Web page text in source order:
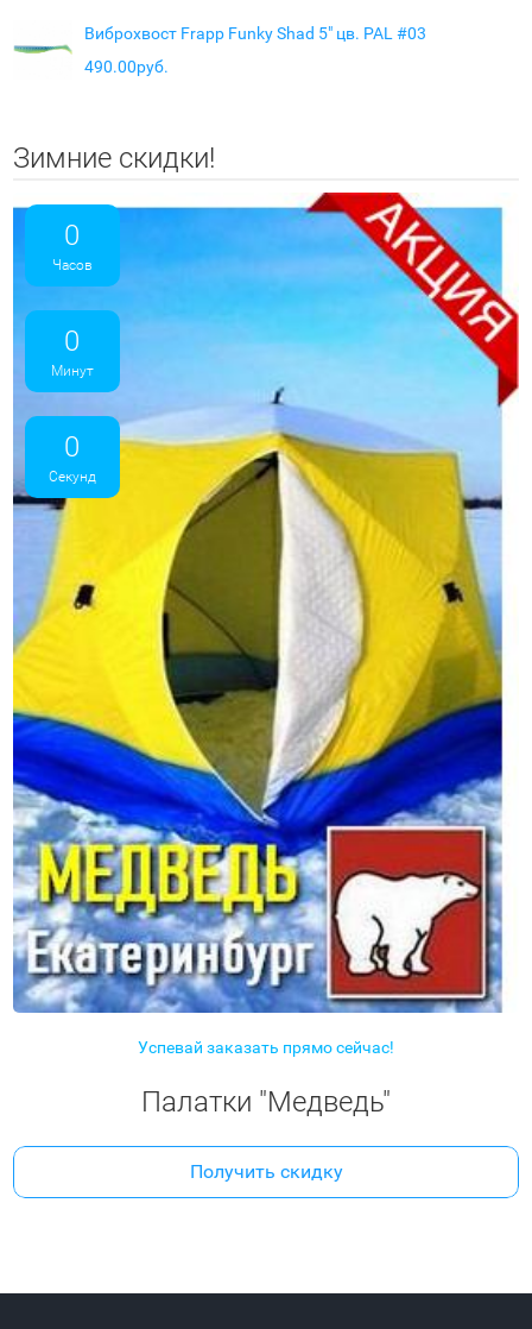
Виброхвост Frapp Funky Shad 5" цв. PAL #03
490.00руб.
Зимние скидки!
0
Часов
0
Минут
0
Секунд
Успевай заказать прямо сейчас!
Палатки "Медведь"
Получить скидку